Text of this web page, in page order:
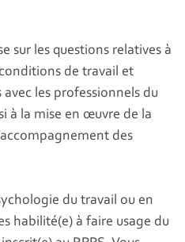
sur les questions relatives à
de travail et
les professionnels du
à la mise en œuvre de la
des
du travail ou en
habilité(e) à faire usage du